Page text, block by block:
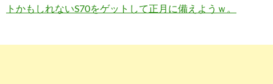
トかもしれないS70をゲットして正月に備えようｗ。